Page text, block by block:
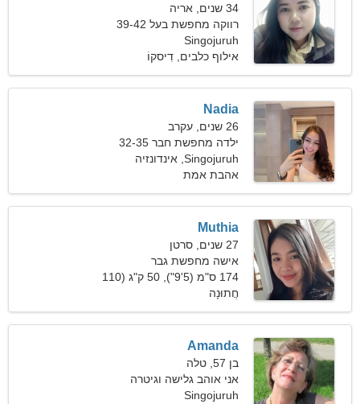
34 שנים, אריה
רווקה מחפשת בעל 39-42
Singojuruh
אילוף כלבים, דִיסקוֹ
Nadia
26 שנים, עקרב
ילדה מחפשת חבר 32-35
Singojuruh, אינדונזיה
אהבת אמת
Muthia
27 שנים, סרטן
אישה מחפשת גבר
174 ס"מ (5'9"), 50 ק"ג (110
פאונד)
חֲתוּנָה
Amanda
בן 57, טלה
אני אוהב גלישה וגיטרה
Singojuruh